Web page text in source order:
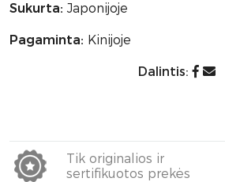
Sukurta: Japonijoje
Pagaminta: Kinijoje
Dalintis:
Tik originalios ir
sertifikuotos prekės